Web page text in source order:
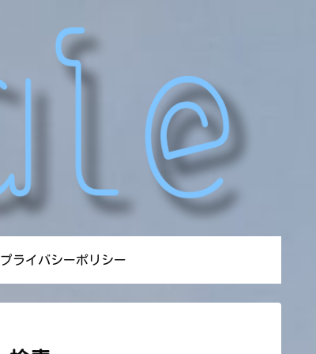
プライバシーポリシー